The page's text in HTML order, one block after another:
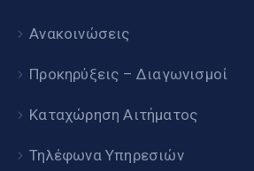
Ανακοινώσεις
Προκηρύξεις – Διαγωνισμοί
Καταχώρηση Αιτήματος
Τηλέφωνα Υπηρεσιών